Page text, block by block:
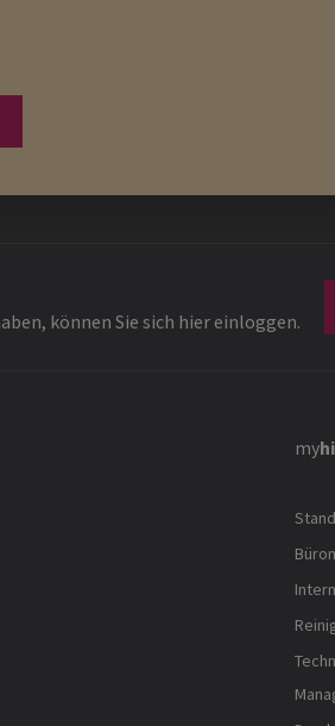
können Sie sich hier einloggen.
my